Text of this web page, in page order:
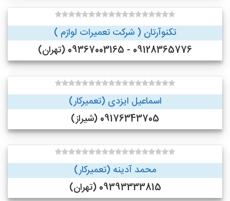
تکنوآرتان ( شرکت تعمیرات لوازم )
09128365776 - 09367003165 (تهران)
اسماعیل ایزدی (تعمیرکار)
09176343705 (شیراز)
محمد آدینه (تعمیرکار)
09393333815 (تهران)